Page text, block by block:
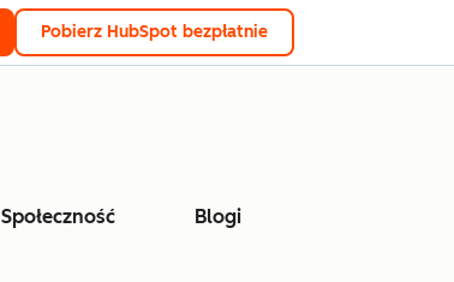
Pobierz HubSpot bezpłatnie
Społeczność Blogi